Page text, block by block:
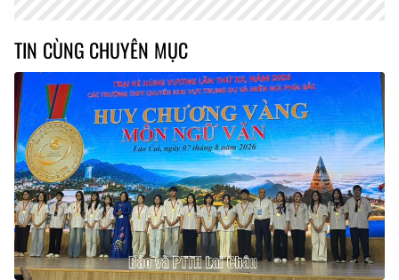
TIN CÙNG CHUYÊN MỤC